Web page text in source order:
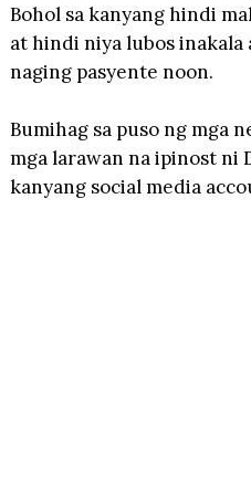
Bohol sa kanyang hindi
at hindi niya lubos inakala
naging pasyente noon.
Bumihag sa puso ng mga
mga larawan na ipinost ni
kanyang social media